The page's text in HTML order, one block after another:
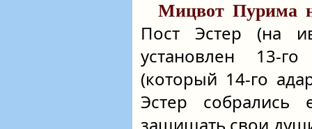
Мицвот Пурима
Пост Эстер
установлен
(который 14‑го
Эстер собрались